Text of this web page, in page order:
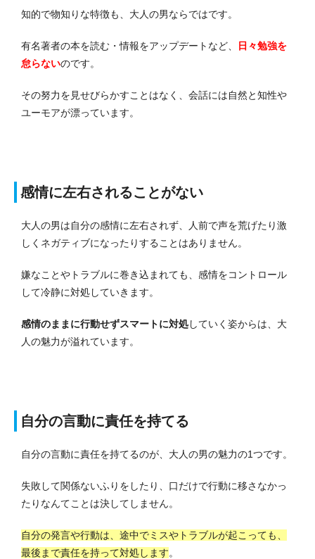
知的で物知りな特徴も、大人の男ならではです。
有名著者の本を読む・情報をアップデートなど、
日々勉強を
怠らないのです。
その努力を見せびらかすことはなく、会話には自然と知性や
ユーモアが漂っています。
感情に左右されることがない
大人の男は自分の感情に左右されず、人前で声を荒げたり激
しくネガティブになったりすることはありません。
嫌なことやトラブルに巻き込まれても、感情をコントロール
して冷静に対処していきます。
感情のままに行動せずスマートに対処していく姿からは、大
人の魅力が溢れています。
自分の言動に責任を持てる
自分の言動に責任を持てるのが、大人の男の魅力の1つです。
失敗して関係ないふりをしたり、口だけで行動に移さなかっ
たりなんてことは決してしません。
自分の発言や行動は、途中でミスやトラブルが起こっても、
最後まで責任を持って対処します。